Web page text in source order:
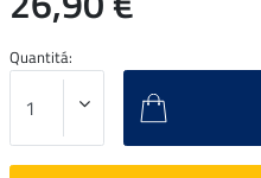
Quantitá: